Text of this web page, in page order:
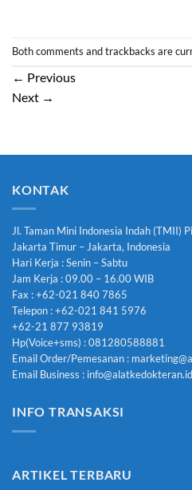
Both comments and trackbacks are
← Previous
Next →
KONTAK
Jl. Taman Mini Indonesia Indah (TMII)
Jakarta Timur – Jakarta, Indonesia
Hari Kerja : Senin – Sabtu
Jam Kerja : 09.00 – 16.00 WIB
Fax : +62-021 840 7865
Telepon : +62-021 841 5976
+62-21 877 93819
Hp(Voice+sms) : 081280588881
Email Order/Pemesanan :
Email Business : info@alatkedokteran.id
INFO TRANSAKSI
ARTIKEL TERBARU